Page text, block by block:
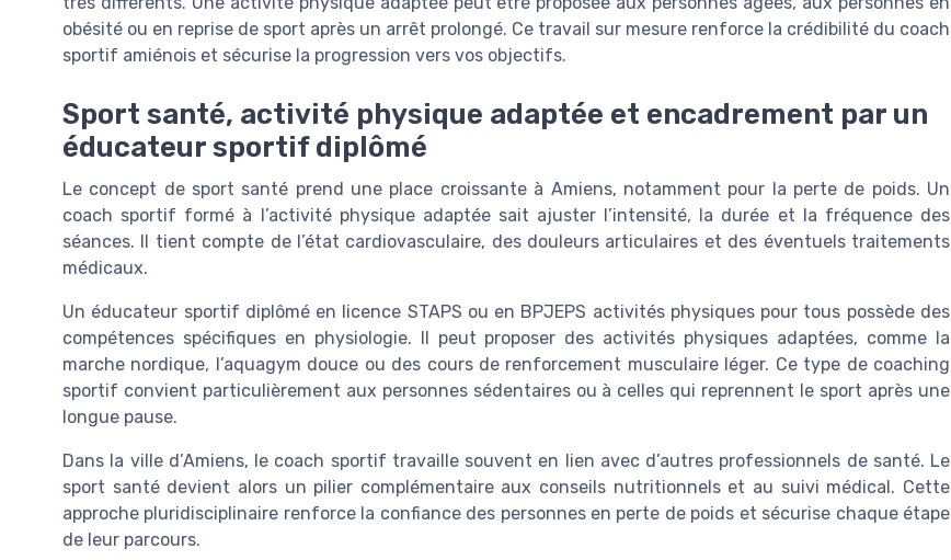
obésité ou en reprise de sport après un arrêt prolongé. Ce travail sur mesure renforce la crédibilité du coach
sportif amiénois et sécurise la progression vers vos objectifs.
Sport santé, activité physique adaptée et encadrement par un
éducateur sportif diplômé
Le concept de sport santé prend une place croissante à Amiens, notamment pour la perte de poids. Un
coach sportif formé à l’activité physique adaptée sait ajuster l’intensité, la durée et la fréquence des
séances. Il tient compte de l’état cardiovasculaire, des douleurs articulaires et des éventuels traitements
médicaux.
Un éducateur sportif diplômé en licence STAPS ou en BPJEPS activités physiques pour tous possède des
compétences spécifiques en physiologie. Il peut proposer des activités physiques adaptées, comme la
marche nordique, l’aquagym douce ou des cours de renforcement musculaire léger. Ce type de coaching
sportif convient particulièrement aux personnes sédentaires ou à celles qui reprennent le sport après une
longue pause.
Dans la ville d’Amiens, le coach sportif travaille souvent en lien avec d’autres professionnels de santé. Le
sport santé devient alors un pilier complémentaire aux conseils nutritionnels et au suivi médical. Cette
approche pluridisciplinaire renforce la confiance des personnes en perte de poids et sécurise chaque étape
de leur parcours.